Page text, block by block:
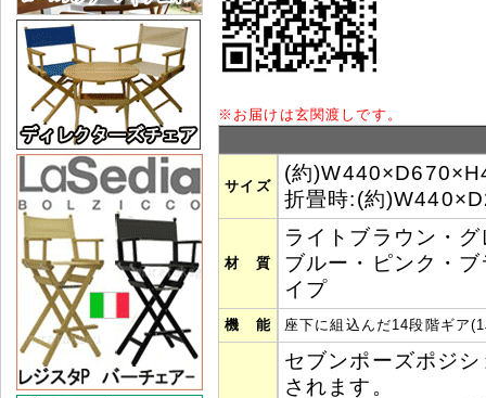
※ お届けは玄関渡しです。
サイズ
(約
折畳時:(約
材 質
ライトブラウン・
ブルー・ピンク・
イプ
機 能 座下に組込んだ14段階ギア
セブンポーズポジ
されます。